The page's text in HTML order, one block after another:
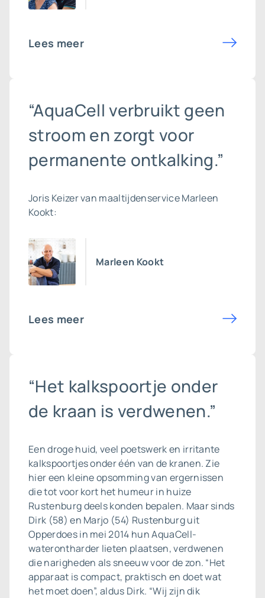
Lees meer
“AquaCell verbruikt geen
stroom en zorgt voor
permanente ontkalking.”
Joris Keizer van maaltijdenservice Marleen
Kookt:
Marleen Kookt
Lees meer
“Het kalkspoortje onder
de kraan is verdwenen.”
Een droge huid, veel poetswerk en irritante
kalkspoortjes onder één van de kranen. Zie
hier een kleine opsomming van ergernissen
die tot voor kort het humeur in huize
Rustenburg deels konden bepalen. Maar sinds
Dirk (58) en Marjo (54) Rustenburg uit
Opperdoes in mei 2014 hun AquaCell-
waterontharder lieten plaatsen, verdwenen
die narigheden als sneeuw voor de zon. “Het
apparaat is compact, praktisch en doet wat
het moet doen”, aldus Dirk. “Wij zijn dik